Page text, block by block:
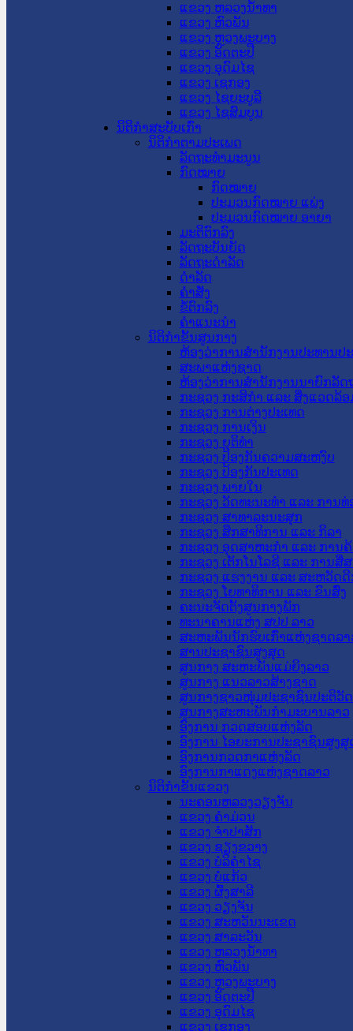
ແຂວງ ຫລວງນໍ້າທາ
ແຂວງ ຫົວພັນ
ແຂວງ ຫຼວງພະບາງ
ແຂວງ ອັດຕະປື
ແຂວງ ອຸດົມໄຊ
ແຂວງ ເຊກອງ
ແຂວງ ໄຊຍະບູລີ
ແຂວງ ໄຊສົມບູນ
ນິຕິກໍາສະບັບເກົ່າ
ນິຕິກຳຕາມປະເພດ
ລັດຖະທໍາມະນູນ
ກົດໝາຍ
ກົດໝາຍ
ປະມວນກົດໝາຍ ແພ່ງ
ປະມວນກົດໝາຍ ອາຍາ
ມະຕິຕົກລົງ
ລັດຖະບັນຍັດ
ລັດຖະດໍາລັດ
ດໍາລັດ
ຄໍາສັ່ງ
ຂໍ້ຕົກລົງ
ຄໍາແນະນໍາ
ນິຕິກໍາຂັ້ນສູນກາງ
ຫ້ອງວ່າການສໍານັກງານປະທານປ
ສະພາແຫ່ງຊາດ
ຫ້ອງວ່າການສຳນັກງານນາຍົກລັດ
ກະຊວງ ກະສິກຳ ແລະ ສິ່ງແວດລ້ອ
ກະຊວງ ການຕ່າງປະເທດ
ກະຊວງ ການເງິນ
ກະຊວງ ຍຸຕິທໍາ
ກະຊວງ ປ້ອງກັນຄວາມສະຫງົບ
ກະຊວງ ປ້ອງກັນປະເທດ
ກະຊວງ ພາຍໃນ
ກະຊວງ ວັດທະນະທຳ ແລະ ການທ່
ກະຊວງ ສາທາລະນະສຸກ
ກະຊວງ ສຶກສາທິການ ແລະ ກິລາ
ກະຊວງ ອຸດສາຫະກຳ ແລະ ການຄ້
ກະຊວງ ເຕັກໂນໂລຊີ ແລະ ການສື່
ກະຊວງ ແຮງງານ ແລະ ສະຫວັດ
ກະຊວງ ໂຍທາທິການ ແລະ ຂົນສົ່ງ
ຄະນະຈັດຕັ້ງສູນກາງພັກ
ທະນາຄານແຫ່ງ ສປປ ລາວ
ສະຫະພັນນັກຮົບເກົ່າແຫ່ງຊາດລາ
ສານປະຊາຊົນສູງສຸດ
ສູນກາງ ສະຫະພັນແມ່ຍິງລາວ
ສູນກາງ ແນວລາວສ້າງຊາດ
ສູນກາງຊາວໜຸ່ມປະຊາຊົນປະຕິວັ
ສູນກາງສະຫະພັນກຳມະບານລາວ
ອົງການ ກວດສອບແຫ່ງລັດ
ອົງການ ໄອຍະການປະຊາຊົນສູງສຸ
ອົງການກວດກາແຫ່ງລັດ
ອົງການກາແດງແຫ່ງຊາດລາວ
ນິຕິກໍາຂັ້ນແຂວງ
ນະ​ຄອນ​ຫລວງວຽງຈັນ
ແຂວງ ຄໍາມ່ວນ
ແຂວງ ຈໍາປາສັກ
ແຂວງ ຊຽງຂວາງ
ແຂວງ ບໍລິຄໍາໄຊ
ແຂວງ ບໍ່ແກ້ວ
ແຂວງ ຜົ້ງສາລີ
ແຂວງ ວຽງຈັນ
ແຂວງ ສະຫວັນນະເຂດ
ແຂວງ ສາລະວັນ
ແຂວງ ຫລວງນໍ້າທາ
ແຂວງ ຫົວພັນ
ແຂວງ ຫຼວງພະບາງ
ແຂວງ ອັດຕະປື
ແຂວງ ອຸດົມໄຊ
ແຂວງ ເຊກອງ